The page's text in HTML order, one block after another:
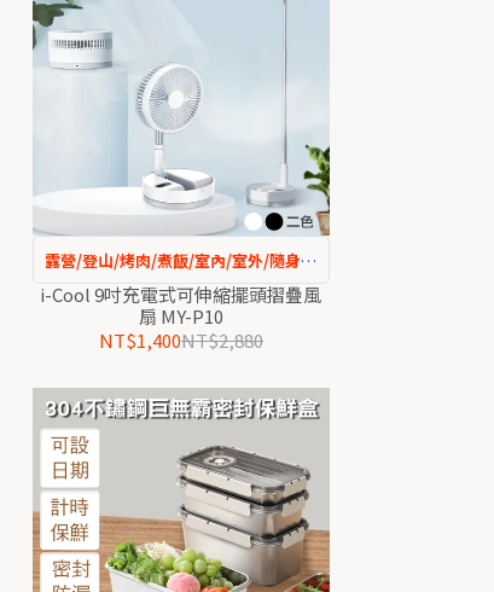
露營/登山/烤肉/煮飯/室內/室外/隨身攜
帶
i-Cool 9吋充電式可伸縮擺頭摺疊風
扇 MY-P10
NT$1,400NT$2,880